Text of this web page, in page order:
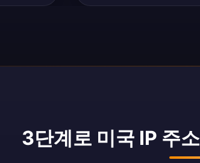
3단계로 미국 IP 주